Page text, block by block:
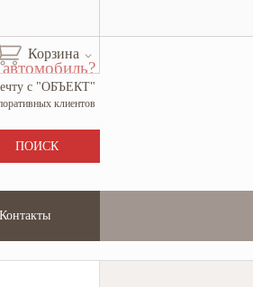
Корзина
с "ОБЪЕКТ"
клиентов
Контакты